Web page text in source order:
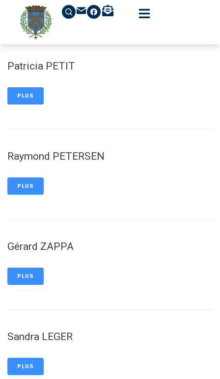
principal
Patricia PETIT
PLUS
Raymond PETERSEN
PLUS
Gérard ZAPPA
PLUS
Sandra LEGER
PLUS